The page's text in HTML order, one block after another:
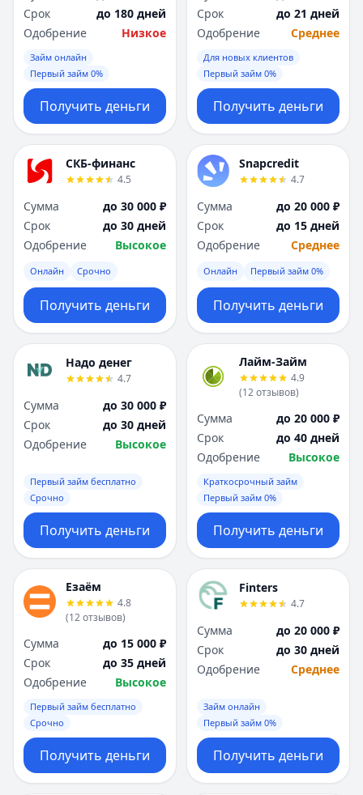
Срок
до 180 дней
Одобрение
Низкое
Займ онлайн
Первый займ 0%
Получить деньги
Срок
до 21 дней
Одобрение
Среднее
Для новых клиентов
Первый займ 0%
Получить деньги
СКБ-финанс
4.5
Сумма
до 30 000 ₽
Срок
до 30 дней
Одобрение
Высокое
Онлайн Срочно
Получить деньги
Snapcredit
4.7
Сумма
до 20 000 ₽
Срок
до 15 дней
Одобрение
Среднее
Онлайн Первый займ 0%
Получить деньги
Надо денег
4.7
Сумма
до 30 000 ₽
Срок
до 30 дней
Одобрение
Высокое
Первый займ бесплатно
Срочно
Получить деньги
Лайм-Займ
4.9
(12отзывов)
Сумма
до 20 000 ₽
Срок
до 40 дней
Одобрение
Высокое
Краткосрочный займ
Первый займ 0%
Получить деньги
Езаём
4.8
(12отзывов)
Сумма
до 15 000 ₽
Срок
до 35 дней
Одобрение
Высокое
Первый займ бесплатно
Срочно
Получить деньги
Finters
4.7
Сумма
до 20 000 ₽
Срок
до 30 дней
Одобрение
Среднее
Займ онлайн
Первый займ 0%
Получить деньги